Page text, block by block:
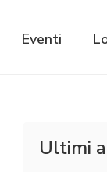
Eventi
Ultimi